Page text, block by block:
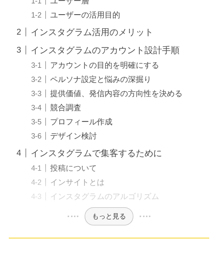
ユーザーの活用目的
インスタグラム活用のメリット
インスタグラムのアカウント設計手順
アカウントの目的を明確にする
ペルソナ設定と悩みの深掘り
提供価値、発信内容の方向性を決める
競合調査
プロフィール作成
デザイン検討
インスタグラムで集客するために
投稿について
インサイトとは
インスタグラムのアルゴリズム
もっと見る